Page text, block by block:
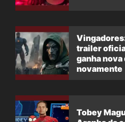
trailer
ganha nova
novamente
Tobey